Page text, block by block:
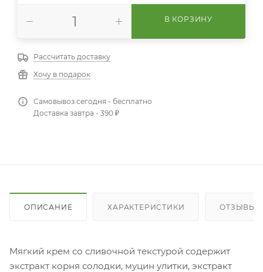
В КОРЗИНУ
Рассчитать доставку
Хочу в подарок
Самовывоз сегодня - бесплатно
Доставка завтра - 390 ₽
ОПИСАНИЕ ХАРАКТЕРИСТИКИ ОТЗЫВЫ
Мягкий крем со сливочной текстурой содержит
экстракт корня солодки, муцин улитки, экстракт